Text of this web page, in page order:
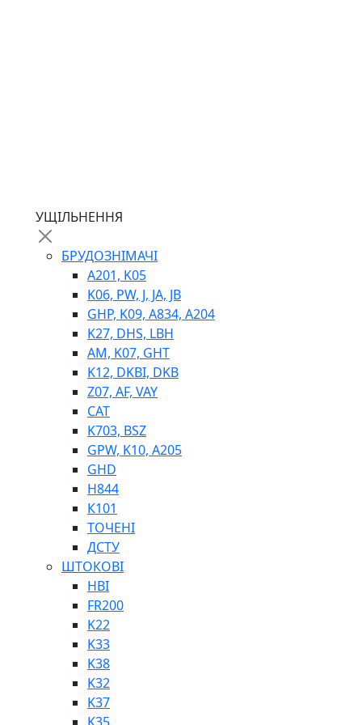
ЛЕБІДКИ
ВТУЛКИ
BIMETAL
Е90, E92
SINT, E60
ПНЕВМАТИКА
ФІТИНГИ
УЩІЛЬНЕННЯ
БРУДОЗНІМАЧІ
A201, K05
K06, PW, J, JA, JB
GHP, K09, A834, A204
K27, DHS, LBH
AM, K07, GHT
K12, DKBI, DKB
Z07, AF, VAY
CAT
K703, BSZ
GPW, K10, A205
GHD
H844
К101
ТОЧЕНІ
ДСТУ
ШТОКОВІ
HBI
FR200
K22
K33
K38
K32
K37